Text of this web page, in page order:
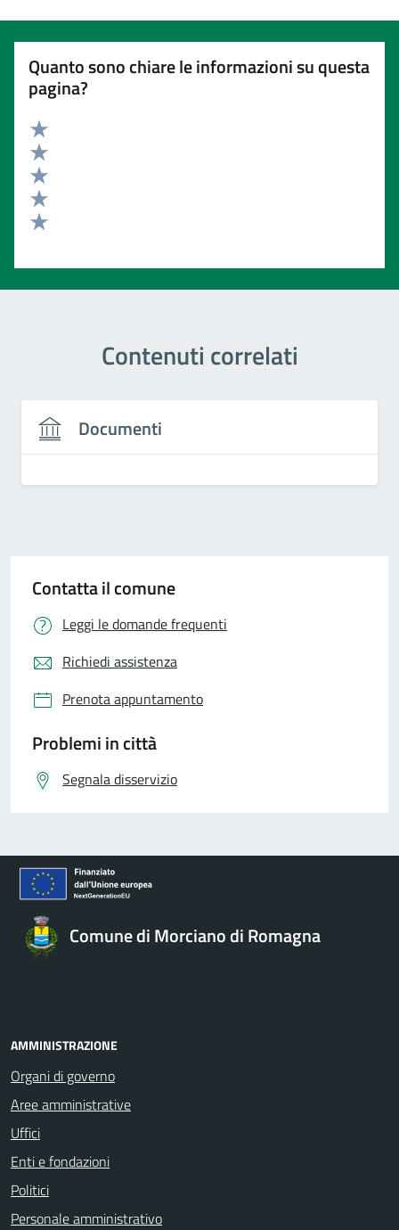
Quanto sono chiare le informazioni su questa
pagina?
Valuta 5 stelle su 5
Valuta 4 stelle su 5
Valuta 3 stelle su 5
Valuta 2 stelle su 5
Contenuti correlati
Documenti
Contatta il comune
Leggi le domande frequenti
Richiedi assistenza
Prenota appuntamento
Problemi in città
Segnala disservizio
Comune di Morciano di Romagna
AMMINISTRAZIONE
Organi di governo
Aree amministrative
Uffici
Enti e fondazioni
Politici
Personale amministrativo